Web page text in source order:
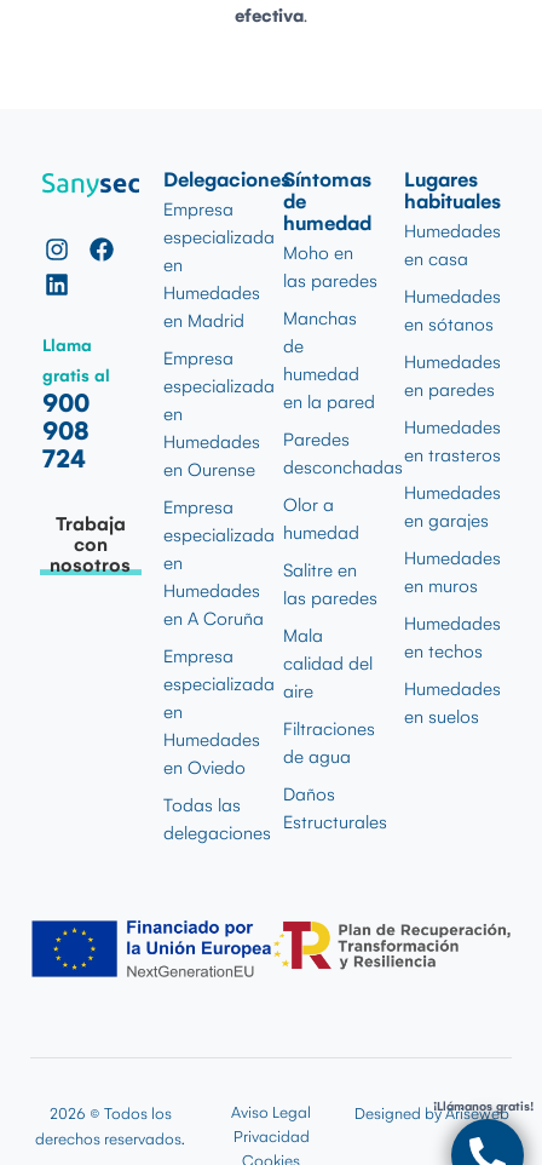
efectiva.
Llama
gratis al
900
908
724
Trabaja
con
nosotros
Delegaciones
Empresa
especializada
en
Humedades
en Madrid
Empresa
especializada
en
Humedades
en Ourense
Empresa
especializada
en
Humedades
en A Coruña
Empresa
especializada
en
Humedades
en Oviedo
Todas las
delegaciones
Síntomas
de
humedad
Moho en
las paredes
Manchas
de
humedad
en la pared
Paredes
desconchadas
Olor a
humedad
Salitre en
las paredes
Mala
calidad del
aire
Filtraciones
de agua
Daños
Estructurales
Lugares
habituales
Humedades
en casa
Humedades
en sótanos
Humedades
en paredes
Humedades
en trasteros
Humedades
en garajes
Humedades
en muros
Humedades
en techos
Humedades
en suelos
2026 © Todos los
derechos reservados.
Aviso Legal
Privacidad
Cookies
Designed byAriseweb
¡Llámanos gratis!